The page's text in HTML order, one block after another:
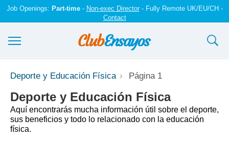
Job Openings: Part-time- Non-exec Director- Fully Remote UK/EU/CH -
Contact
Ensayos y trabajos
Registrarse
Iniciar sesión
Deporte y Educación Física Página 1
Deporte y Educación Física
Aquí encontrarás mucha información útil sobre el deporte,
sus beneficios y todo lo relacionado con la educación
física.